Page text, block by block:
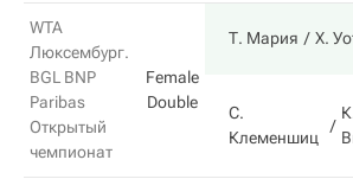
WTA
Люксембург.
BGL BNP
Paribas
Открытый
чемпионат
Female
Double
Т. Мария Х.
С.
Клеменшиц